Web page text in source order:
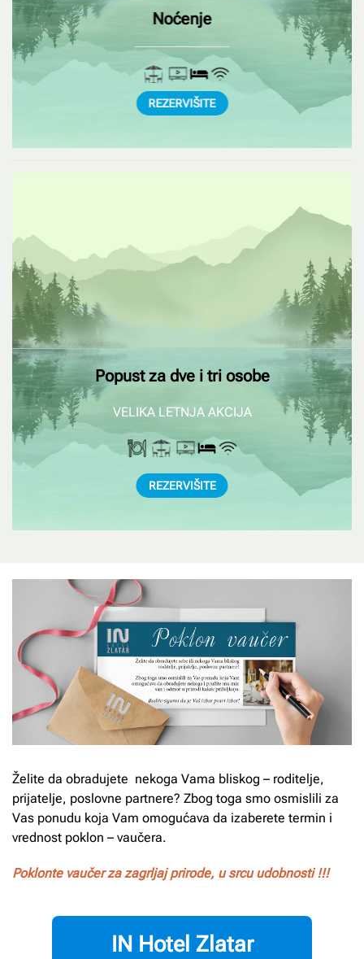
Noćenje
REZERVIŠITE
Popust za dve i tri osobe
VELIKA LETNJA AKCIJA
REZERVIŠITE
Želite da obradujete nekoga Vama bliskog – roditelje,
prijatelje, poslovne partnere? Zbog toga smo osmislili za
Vas ponudu koja Vam omogućava da izaberete termin i
vrednost poklon – vaučera.
Poklonte vaučer za zagrljaj prirode, u srcu udobnosti !!!
IN Hotel Zlatar